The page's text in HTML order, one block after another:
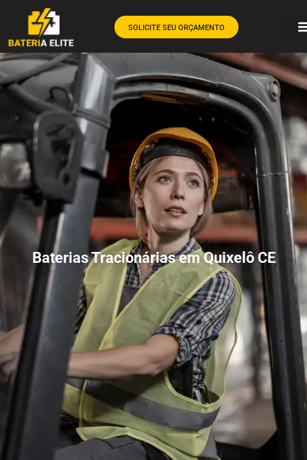
SOLICITE SEU ORÇAMENTO
Baterias Tracionárias em Quixelô CE